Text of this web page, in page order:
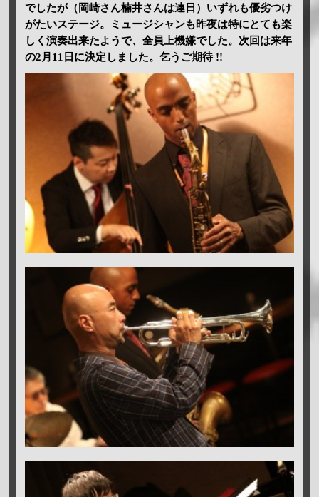
でしたが（岡崎さん楠井さんは連日）いずれも優劣つけ
がたいステージ。ミュージシャンも昨夜は特にとても楽
しく演奏出来たようで、全員上機嫌でした。次回は来年
の2月11日に決定しました。乞うご期待 !!